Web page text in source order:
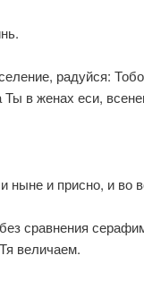
радуйся:
в женах еси,
и присно, и во
сравнения
величаем.